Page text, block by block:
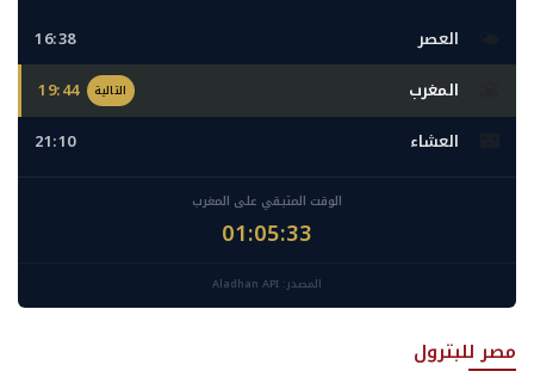
ايجبسالعصر 16:38
المغرب التالية 19:44
العشاء 21:10
الوقت المتبقي على المغرب
01:05:32
المصدر: Aladhan API
مصر للبترول